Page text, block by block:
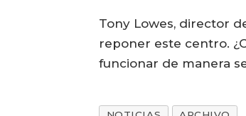
Tony Lowes, director
reponer este centro.
funcionar de manera